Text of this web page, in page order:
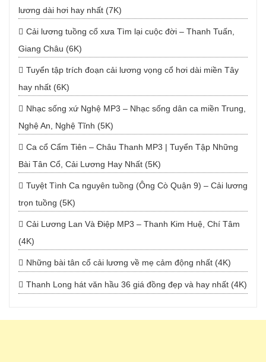
lương dài hơi hay nhất (7K)
Cải lương tuồng cổ xưa Tìm lại cuộc đời – Thanh Tuấn,
Giang Châu (6K)
Tuyển tập trích đoạn cải lương vọng cổ hơi dài miền Tây
hay nhất (6K)
Nhạc sống xứ Nghệ MP3 – Nhạc sống dân ca miền Trung,
Nghệ An, Nghệ Tĩnh (5K)
Ca cổ Cẩm Tiên – Châu Thanh MP3 | Tuyển Tập Những
Bài Tân Cổ, Cải Lương Hay Nhất (5K)
Tuyệt Tình Ca nguyên tuồng (Ông Cò Quận 9) – Cải lương
trọn tuồng (5K)
Cải Lương Lan Và Điệp MP3 – Thanh Kim Huệ, Chí Tâm
(4K)
Những bài tân cổ cải lương về mẹ cảm động nhất (4K)
Thanh Long hát văn hầu 36 giá đồng đẹp và hay nhất (4K)